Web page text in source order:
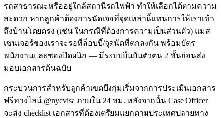
รถสาธารณะหรืออยู่ใกล้สถานีรถไฟฟ้า ทำให้เลือกได้ตามความ
สะดวก หากลูกค้าต้องการนัดเจอที่จุดเหล่านี้แทนการให้เราเข้า
ถึงบ้านโดยตรง (เช่น ในกรณีที่ต้องการความเป็นส่วนตัว) แมส
เซนเจอร์ของเราจะรอที่ล็อบบี้/จุดนัดที่ตกลงกัน พร้อมบัตร
พนักงานและซองปิดผนึก — มีระบบยืนยันตัวตน 2 ชั้นก่อนส่ง
มอบเอกสารต้นฉบับ
กระบวนการสำหรับลูกค้าเขตบึงกุ่มเริ่มจากการประเมินเอกสาร
ฟรีทางไลน์ @nycvisa ภายใน 24 ชม. หลังจากนั้น Case Officer
จะส่ง checklist เอกสารที่ต้องเตรียมแยกตามประเทศปลายทาง